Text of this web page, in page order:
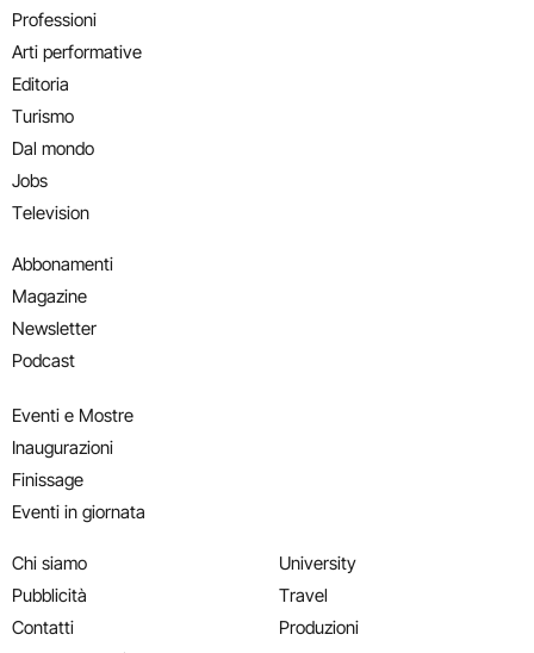
Professioni
Arti performative
Editoria
Turismo
Dal mondo
Jobs
Television
Abbonamenti
Magazine
Newsletter
Podcast
Eventi e Mostre
Inaugurazioni
Finissage
Eventi in giornata
Chi siamo
Pubblicità
Contatti
University
Travel
Produzioni